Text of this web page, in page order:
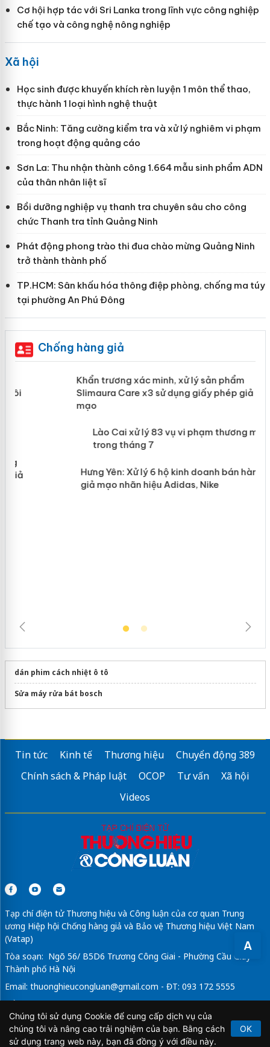
A
Cơ hội hợp tác với Sri Lanka trong lĩnh vực công nghiệp
chế tạo và công nghệ nông nghiệp
Xã hội
Học sinh được khuyến khích rèn luyện 1 môn thể thao,
thực hành 1 loại hình nghệ thuật
Bắc Ninh: Tăng cường kiểm tra và xử lý nghiêm vi phạm
trong hoạt động quảng cáo
Sơn La: Thu nhận thành công 1.664 mẫu sinh phẩm ADN
của thân nhân liệt sĩ
Bồi dưỡng nghiệp vụ thanh tra chuyên sâu cho công
chức Thanh tra tỉnh Quảng Ninh
Phát động phong trào thi đua chào mừng Quảng Ninh
trở thành thành phố
TP.HCM: Sân khấu hóa thông điệp phòng, chống ma túy
tại phường An Phú Đông
Chống hàng giả
Khẩn trương xác minh, xử lý sản phẩm
Slimaura Care x3 sử dụng giấy phép
giả mạo
mại trong tháng 7
dán phim cách nhiệt ô tô
Sửa máy rửa bát bosch
Tin tức Kinh tế Thương hiệu
Chuyển động 389
Chính sách & Pháp luật
OCOP Tư vấn
Xã hội
Videos
Tạp chí điện tử Thương hiệu và Công luận của cơ quan Trung
ương Hiệp hội Chống hàng giả và Bảo vệ Thương hiệu Việt Nam
(Vatap)
Tòa soạn: Ngõ 56/ B5D6 Trương Công Giai - Phường Cầu Giấy -
Thành phố Hà Nội
Email: thuonghieucongluan@gmail.com - ĐT: 093 172 5555
Tổng Biên Tập: Vũ Đức Thuận
Giấy phép hoạt động báo chí điện tử số 64/GP-BTTTT do Bộ
Thông tin và Truyền thông cấp ngày 21/2/2020.
Chúng tôi sử dụng Cookie để cung cấp dịch vụ của
chúng tôi và nâng cao trải nghiệm của bạn. Bằng cách
sử dụng trang web này, bạn đã đồng ý với điều này.
OK